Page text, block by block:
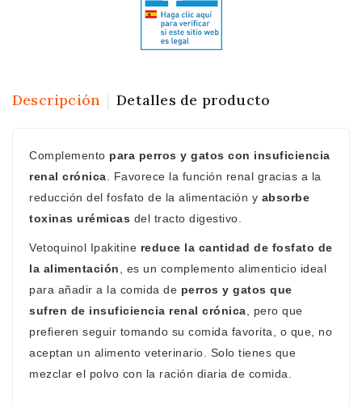
Descripción Detalles de producto
Complemento para perros y gatos con insuficiencia
renal crónica . Favorece la función renal gracias a la
reducción del fosfato de la alimentación y absorbe
toxinas urémicas del tracto digestivo.
Vetoquinol Ipakitine reduce la cantidad de fosfato de
la alimentación , es un complemento alimenticio ideal
para añadir a la comida de perros y gatos que
sufren de insuficiencia renal crónica , pero que
prefieren seguir tomando su comida favorita, o que, no
aceptan un alimento veterinario. Solo tienes que
mezclar el polvo con la ración diaria de comida.